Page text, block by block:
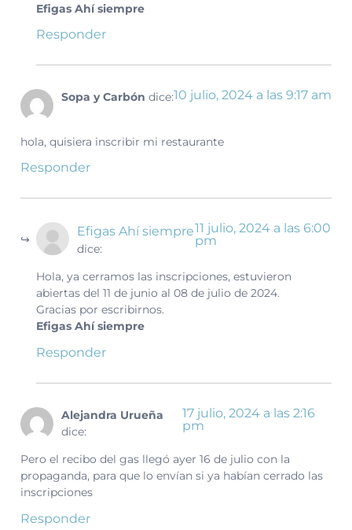
Efigas Ahí siempre
Responder
Sopa y Carbón dice:10 julio, 2024 a las 9:17 am
hola, quisiera inscribir mi restaurante
Responder
Efigas Ahí siempre
dice:
11 julio, 2024 a las 6:00
pm
Hola, ya cerramos las inscripciones, estuvieron
abiertas del 11 de junio al 08 de julio de 2024.
Gracias por escribirnos.
Efigas Ahí siempre
Responder
Alejandra Urueña
dice:
17 julio, 2024 a las 2:16
pm
Pero el recibo del gas llegó ayer 16 de julio con la
propaganda, para que lo envían si ya habían cerrado las
inscripciones
Responder